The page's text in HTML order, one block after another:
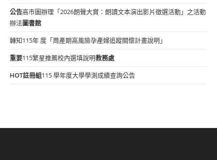
公告高市圖辦理「2026朗聲大賞：朗讀文本演出影片徵選活動」之活動
辦法圖書館
轉知115年 度「周產期高風險孕產婦追蹤關懷計畫說明」
重要115繁星推薦校內選填說明教務處
HOT註冊組115 學年度大學學測成績查詢公告